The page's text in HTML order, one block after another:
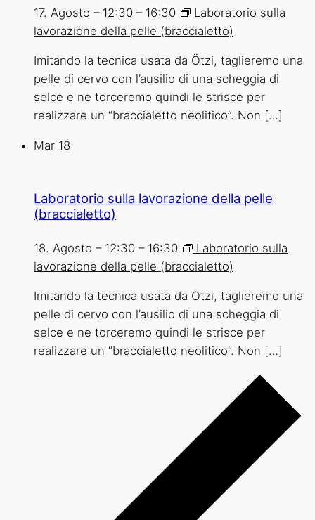
17. Agosto – 12:30 – 16:30
Laboratorio sulla
lavorazione della pelle (braccialetto)
Imitando la tecnica usata da Ötzi, taglieremo una
pelle di cervo con l’ausilio di una scheggia di
selce e ne torceremo quindi le strisce per
realizzare un “braccialetto neolitico”. Non […]
Mar 18
Laboratorio sulla lavorazione della pelle
(braccialetto)
18. Agosto – 12:30 – 16:30
Laboratorio sulla
lavorazione della pelle (braccialetto)
Imitando la tecnica usata da Ötzi, taglieremo una
pelle di cervo con l’ausilio di una scheggia di
selce e ne torceremo quindi le strisce per
realizzare un “braccialetto neolitico”. Non […]